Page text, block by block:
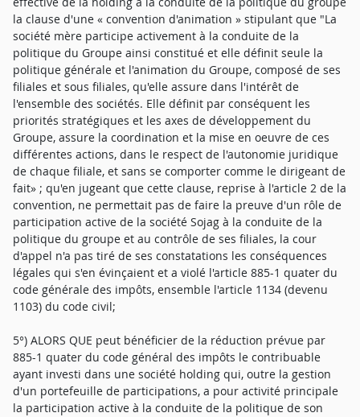
la clause d'une « convention d'animation » stipulant que "La
société mère participe activement à la conduite de la
politique du Groupe ainsi constitué et elle définit seule la
politique générale et l'animation du Groupe, composé de ses
filiales et sous filiales, qu'elle assure dans l'intérêt de
l'ensemble des sociétés. Elle définit par conséquent les
priorités stratégiques et les axes de développement du
Groupe, assure la coordination et la mise en oeuvre de ces
différentes actions, dans le respect de l'autonomie juridique
de chaque filiale, et sans se comporter comme le dirigeant de
fait» ; qu'en jugeant que cette clause, reprise à l'article 2 de la
convention, ne permettait pas de faire la preuve d'un rôle de
participation active de la société Sojag à la conduite de la
politique du groupe et au contrôle de ses filiales, la cour
d'appel n'a pas tiré de ses constatations les conséquences
légales qui s'en évinçaient et a violé l'article 885-1 quater du
code générale des impôts, ensemble l'article 1134 (devenu
1103) du code civil;
5°) ALORS QUE peut bénéficier de la réduction prévue par
885-1 quater du code général des impôts le contribuable
ayant investi dans une société holding qui, outre la gestion
d'un portefeuille de participations, a pour activité principale
la participation active à la conduite de la politique de son